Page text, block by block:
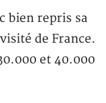
bien repris sa
de France.
et 40.000